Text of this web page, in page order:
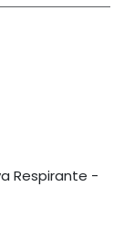
Respirante -